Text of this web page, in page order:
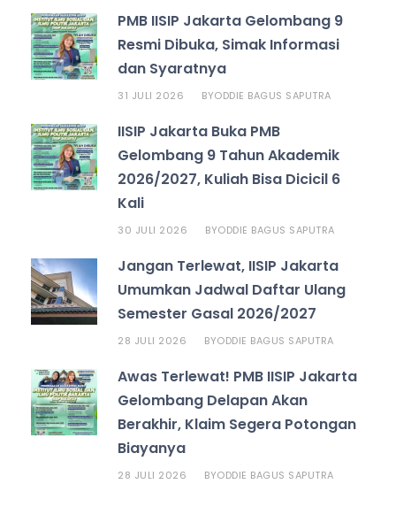
PMB IISIP Jakarta Gelombang 9
Resmi Dibuka, Simak Informasi
dan Syaratnya
31 JULI 2026 BYODDIE BAGUS SAPUTRA
IISIP Jakarta Buka PMB
Gelombang 9 Tahun Akademik
2026/2027, Kuliah Bisa Dicicil 6
Kali
30 JULI 2026 BYODDIE BAGUS SAPUTRA
Jangan Terlewat, IISIP Jakarta
Umumkan Jadwal Daftar Ulang
Semester Gasal 2026/2027
28 JULI 2026 BYODDIE BAGUS SAPUTRA
Awas Terlewat! PMB IISIP Jakarta
Gelombang Delapan Akan
Berakhir, Klaim Segera Potongan
Biayanya
28 JULI 2026 BYODDIE BAGUS SAPUTRA